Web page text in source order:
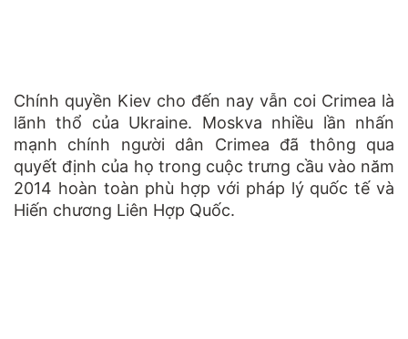
Chính quyền Kiev cho đến nay vẫn coi Crimea là
lãnh thổ của Ukraine. Moskva nhiều lần nhấn
mạnh chính người dân Crimea đã thông qua
quyết định của họ trong cuộc trưng cầu vào năm
2014 hoàn toàn phù hợp với pháp lý quốc tế và
Hiến chương Liên Hợp Quốc.